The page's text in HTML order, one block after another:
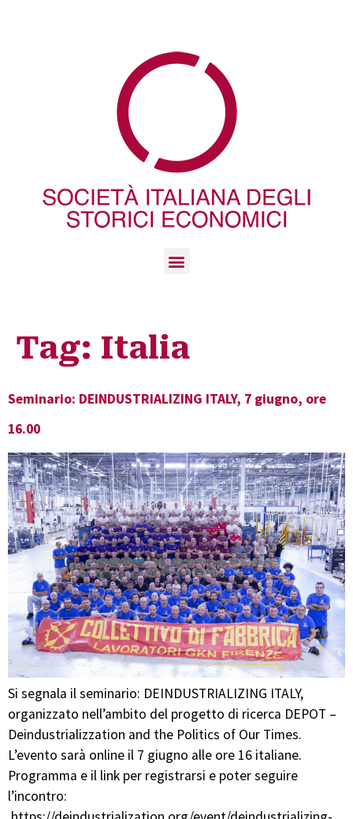
Tag: Italia
Seminario: DEINDUSTRIALIZING ITALY, 7 giugno, ore
16.00
Si segnala il seminario: DEINDUSTRIALIZING ITALY,
organizzato nell’ambito del progetto di ricerca DEPOT –
Deindustrializzation and the Politics of Our Times.
L’evento sarà online il 7 giugno alle ore 16 italiane.
Programma e il link per registrarsi e poter seguire
l’incontro: